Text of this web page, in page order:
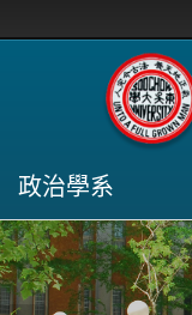
政治學系